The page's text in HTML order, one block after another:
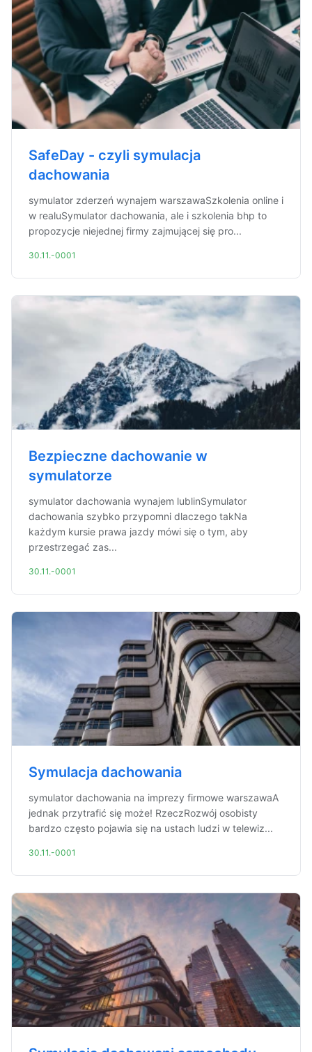
SafeDay - czyli symulacja
dachowania
symulator zderzeń wynajem warszawaSzkolenia online i
w realuSymulator dachowania, ale i szkolenia bhp to
propozycje niejednej firmy zajmującej się pro...
30.11.-0001
Bezpieczne dachowanie w
symulatorze
symulator dachowania wynajem lublinSymulator
dachowania szybko przypomni dlaczego takNa
każdym kursie prawa jazdy mówi się o tym, aby
przestrzegać zas...
30.11.-0001
Symulacja dachowania
symulator dachowania na imprezy firmowe warszawaA
jednak przytrafić się może! RzeczRozwój osobisty
bardzo często pojawia się na ustach ludzi w telewiz...
30.11.-0001